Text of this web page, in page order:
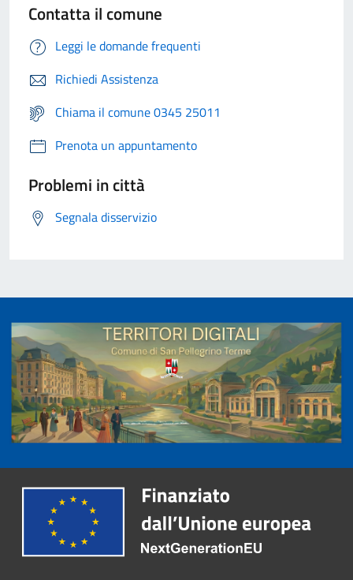
Contatta il comune
Leggi le domande frequenti
Richiedi Assistenza
Chiama il comune 0345 25011
Prenota un appuntamento
Problemi in città
Segnala disservizio